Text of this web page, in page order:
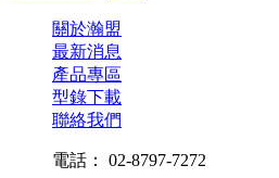
關於瀚盟
最新消息
產品專區
型錄下載
聯絡我們
電話： 02-8797-7272